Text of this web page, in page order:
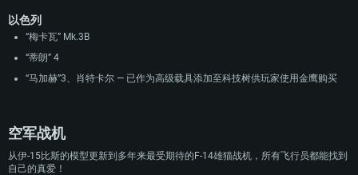
以色列
“梅卡瓦” Mk.3B
“蒂朗” 4
“马加赫”3、肖特卡尔 — 已作为高级载具添加至科技树供玩家使用金鹰购买
空军战机
从伊-15比斯的模型更新到多年来最受期待的F-14雄猫战机，所有飞行员都能找到
自己的真爱！